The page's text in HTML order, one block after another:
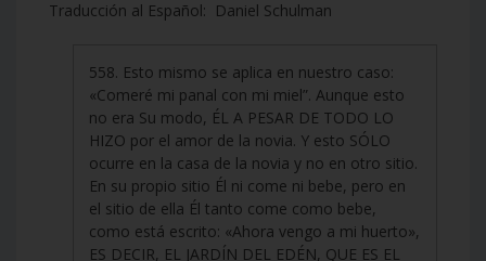
Traducción al Español: Daniel Schulman
558. Esto mismo se aplica en nuestro caso:
«Comeré mi panal con mi miel”. Aunque esto
no era Su modo, ÉL A PESAR DE TODO LO
HIZO por el amor de la novia. Y esto SÓLO
ocurre en la casa de la novia y no en otro sitio.
En su propio sitio Él ni come ni bebe, pero en
el sitio de ella Él tanto come como bebe,
como está escrito: «Ahora vengo a mi huerto»,
ES DECIR, EL JARDÍN DEL EDÉN, QUE ES EL